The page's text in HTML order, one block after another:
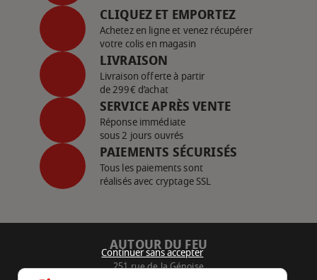
CLIQUEZ ET EMPORTEZ
Achetez en ligne et venez récupérer
votre colis en magasin
LIVRAISON
Livraison offerte à partir
de 299€ d’achat
SERVICE APRÈS VENTE
Réponse immédiate
sous 2 jours ouvrés
PAIEMENTS SÉCURISÉS
Tous les paiements sont
réalisés avec cryptage SSL
AUTOUR DU FEU
251 rue de la Génoise
Continuer sans accepter